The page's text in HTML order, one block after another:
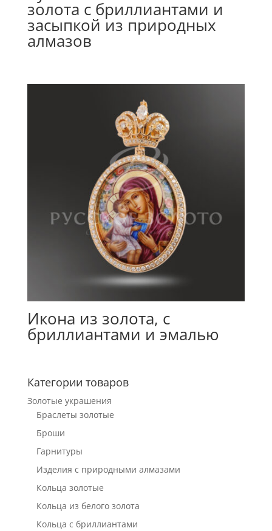
золота с бриллиантами и
засыпкой из природных
алмазов
Икона из золота, с
бриллиантами и эмалью
Категории товаров
Золотые украшения
Браслеты золотые
Броши
Гарнитуры
Изделия с природными алмазами
Кольца золотые
Кольца из белого золота
Кольца с бриллиантами